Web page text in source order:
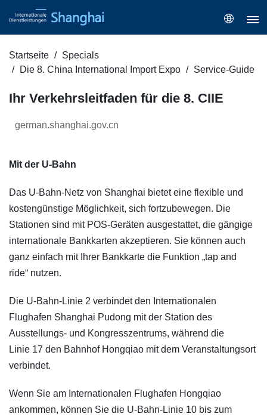
Startseite
Specials
Die 8. China International Import Expo
Service-Guide
Ihr Verkehrsleitfaden für die 8. CIIE
german.shanghai.gov.cn
Mit der U-Bahn
Das U-Bahn-Netz von Shanghai bietet eine flexible und
kostengünstige Möglichkeit, sich fortzubewegen. Die
Stationen sind mit POS-Geräten ausgestattet, die gängige
internationale Bankkarten akzeptieren. Sie können auch
ganz einfach mit Ihrer Bankkarte die Funktion „tap and
ride“ nutzen.
Die U-Bahn-Linie 2 verbindet den Internationalen
Flughafen Shanghai Pudong mit der Station des
Ausstellungs- und Kongresszentrums, während die
Linie 17 den Bahnhof Hongqiao mit dem Veranstaltungsort
verbindet. ​
Wenn Sie am Internationalen Flughafen Hongqiao
ankommen, können Sie die U-Bahn-Linie 10 bis zum